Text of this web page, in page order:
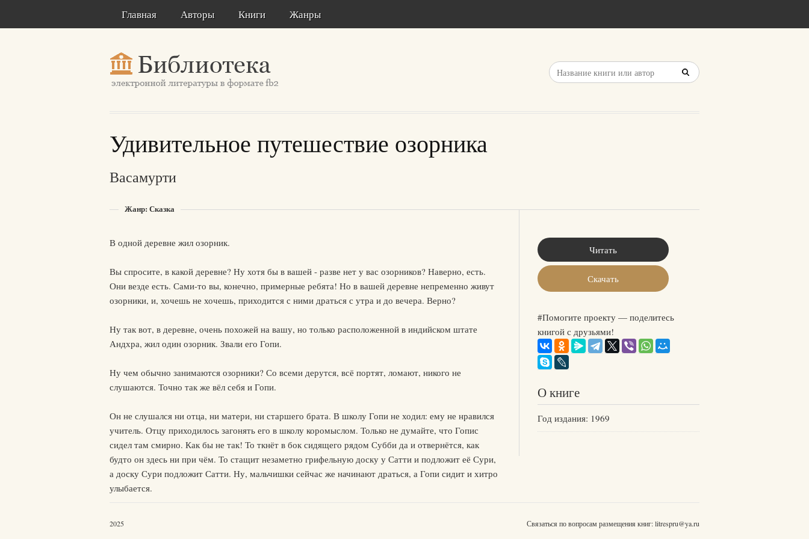
Главная Авторы Книги Жанры
Удивительное путешествие озорника
Васамурти
Жанр: Сказка
В одной деревне жил озорник.
Вы спросите, в какой деревне? Ну хотя бы в вашей - разве нет у вас озорников? Наверно, есть.
Они везде есть. Сами-то вы, конечно, примерные ребята! Но в вашей деревне непременно живут
озорники, и, хочешь не хочешь, приходится с ними драться с утра и до вечера. Верно?
Ну так вот, в деревне, очень похожей на вашу, но только расположенной в индийском штате
Андхра, жил один озорник. Звали его Гопи.
Ну чем обычно занимаются озорники? Со всеми дерутся, всё портят, ломают, никого не
слушаются. Точно так же вёл себя и Гопи.
Он не слушался ни отца, ни матери, ни старшего брата. В школу Гопи не ходил: ему не нравился
учитель. Отцу приходилось загонять его в школу коромыслом. Только не думайте, что Гопис
сидел там смирно. Как бы не так! То ткнёт в бок сидящего рядом Субби да и отвернётся, как
будто он здесь ни при чём. То стащит незаметно грифельную доску у Сатти и подложит её Сури,
а доску Сури подложит Сатти. Ну, мальчишки сейчас же начинают драться, а Гопи сидит и хитро
улыбается.
Читать
Скачать
#Помогите проекту — поделитесь
книгой с друзьями!
О книге
Год издания: 1969
2025 Связаться по вопросам размещения книг:litrespru@ya.ru